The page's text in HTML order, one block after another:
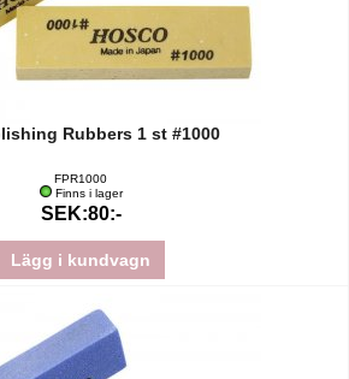
Rubbers 1 st #1000
FPR1000
Finns i lager
SEK:80:-
Lägg i kundvagn